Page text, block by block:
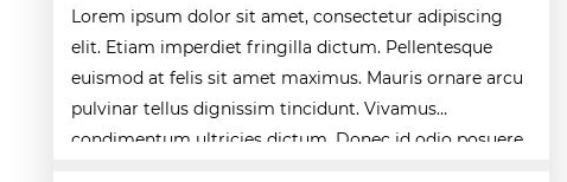
Edirne Keşan’dan Elazığ'a gönül köprüsü
Bursa Tabip Odası: Hekimlik 5 dakikaya
sığmaz
Lorem ipsum dolor sit amet, consectetur adipiscing
elit. Etiam imperdiet fringilla dictum. Pellentesque
euismod at felis sit amet maximus. Mauris ornare arcu
pulvinar tellus dignissim tincidunt. Vivamus
condimentum ultricies dictum. Donec id odio posuere,